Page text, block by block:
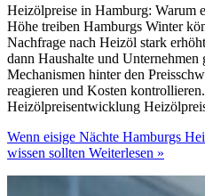
Heizölpreise in Hamburg: Warum
Höhe treiben Hamburgs Winter
Nachfrage nach Heizöl stark
dann Haushalte und Unternehmen
Mechanismen hinter den
reagieren und Kosten
Heizölpreisentwicklung
Wenn eisige Nächte Hamburgs
wissen sollten Weiterlesen »